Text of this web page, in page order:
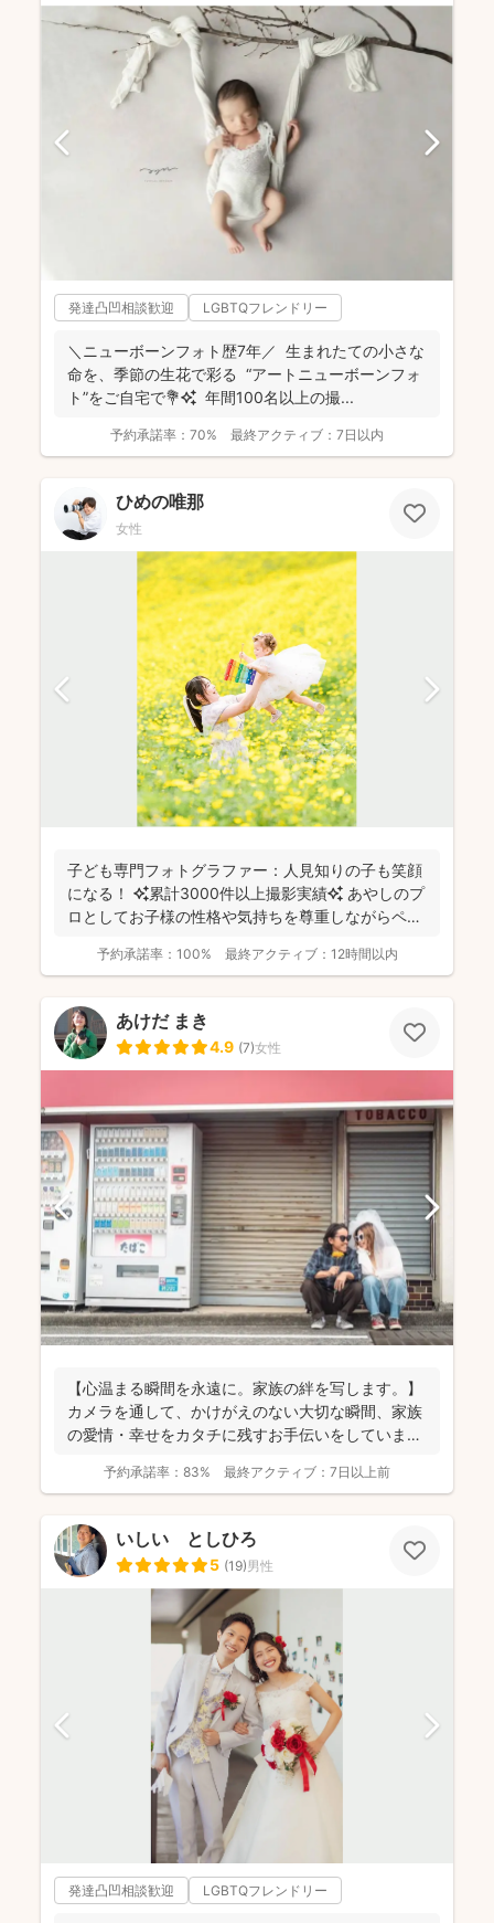
発達凸凹相談歓迎 LGBTQフレンドリー
＼ニューボーンフォト歴7年／ 生まれたての小さな
命を、季節の生花で彩る “アートニューボーンフォ
ト”をご自宅で💐✨ 年間100名以上の撮...
予約承諾率： 70% 最終アクティブ： 7日以内
ひめの唯那
女性
子ども専門フォトグラファー：人見知りの子も笑顔
になる！ ✨累計3000件以上撮影実績✨ あやしのプ
ロとしてお子様の性格や気持ちを尊重しながらペー
予約承諾率： 100% 最終アクティブ： 12時間以内
あけだ まき
4.9 (7)女性
【心温まる瞬間を永遠に。家族の絆を写します。】
カメラを通して、かけがえのない大切な瞬間、家族
の愛情・幸せをカタチに残すお手伝いをしていま
予約承諾率： 83% 最終アクティブ： 7日以上前
いしい としひろ
5 (19)男性
発達凸凹相談歓迎 LGBTQフレンドリー